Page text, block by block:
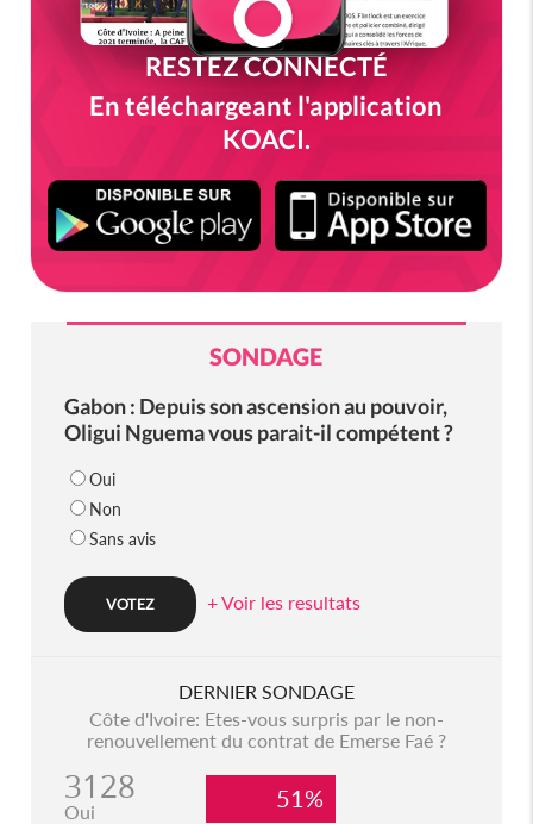
RESTEZ CONNECTÉ
En téléchargeant l'application
KOACI.
SONDAGE
Gabon : Depuis son ascension au pouvoir,
Oligui Nguema vous parait-il compétent ?
Oui
Non
Sans avis
+ Voir les resultats
DERNIER SONDAGE
Côte d'Ivoire: Etes-vous surpris par le non-
renouvellement du contrat de Emerse Faé ?
3128
Oui 51%